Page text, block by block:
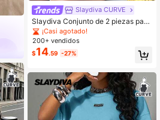
Slaydiva CURVE
Slaydiva Conjunto de 2 piezas para
mujer Primavera/Verano 2026 Nuev
o Estilo Bohemio Casual de Vacacio
nes Top de punto texturizado amaril
lo mostaza ajustado con hombros d
escubiertos y lazo delantero + Mini
shorts
¡Casi agotado!
200+ vendidos
$14.59 -27%